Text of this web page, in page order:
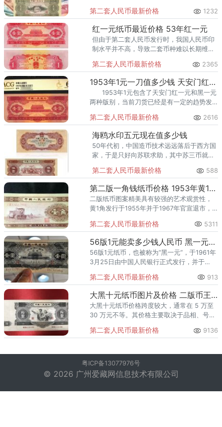
三十万了。 二元的纸币目前市场价格在
二千三百元左右一张。
第二套人民币最新价格 1232
红一元纸币最近价格 53年红一元
但由于第二套人民币发行时，我国人民币印
制水平并不高，导致二套币种难以长期维持
第二套人民币最新价格 2365
1953年1元一刀值多少钱 天安门红一元刀货最新收藏价格
1953年1元包含了天安门红一元和黑一元
两种版别，当前刀货已经是有一定的趋势发
价格高达几十万元，瞬间成为藏友们
第二套人民币最新价格 2616
海鸥水印五元现在值多少钱
50年代初，中国造币技术远远落后于西方国
家，于是只好向苏联求助，其中苏三币就是
也答应中国提供高质量的钞纸，让中国自己
印制其它币种的纸币，直到中
第二套人民币最新价格 588
第二版一角钱纸币价格 1953年黄1角分辨真假
二版纸币图案精美具有较强的艺术观赏性，
黄1角发行于1955年并于1967年官宣退市，
面图案是拖拉机，背面图案是国徽图案，纸
币底色通体黄色，票面
第二套人民币最新价格 5311
56版1元能卖多少钱人民币 黑一元最新市场价格
56版1元纸币，也被称为“黑一元”，于1961年
3月25日由中国人民银行正式发行，并于
色天安门城楼为主图，寓意着新中国的繁荣
昌盛；背面
第二套人民币最新价格 913
大黑十元纸币图片及价格 二版币王大黑拾市场价值
大黑十元纸币价格跨度较大，通常在 5 万至
30 万元不等。其价格主要取决于品相、号
正式名称为第二套人民币拾圆券，于1957年
第二套人民币最新价格 9136
粤ICP备13077976号
© 2026 广州爱藏网信息技术有限公司